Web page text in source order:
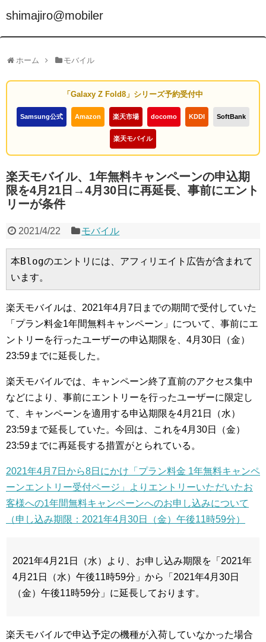
shimajiro@mobiler
ホーム モバイル
「Galaxy Z Fold8」シリーズ予約受付中
Samsung公式 Amazon 楽天市場 docomo KDDI SoftBank
楽天モバイル
楽天モバイル、1年無料キャンペーンの申込期
限を4月21日→4月30日に再延長、事前にエント
リーが条件
2021/4/22 モバイル
本Blogのエントリには、アフィリエイト広告が含まれて
います。
楽天モバイルは、2021年4月7日までの期間で受付していた
「プラン料金1年間無料キャンペーン」について、事前にエ
ントリーを行ったユーザーの申込期限を、4月30日（金）
23:59までに延長した。
楽天モバイルでは、キャンペーン終了直前のアクセス集中
などにより、事前にエントリーを行ったユーザーに限定し
て、キャンペーンを適用する申込期限を4月21日（水）
23:59まで延長していた。今回は、これを4月30日（金）
23:59までに再延長する措置がとられている。
2021年4月7日から8日にかけ「プラン料金 1年無料キャンペ
ーンエントリー受付ページ」よりエントリーいただいたお
客様への1年間無料キャンペーンへのお申し込みについて
（申し込み期限：2021年4月30日（金）午後11時59分）
2021年4月21日（水）より、お申し込み期限を「2021年
4月21日（水）午後11時59分」から「2021年4月30日
（金）午後11時59分」に延長しております。
楽天モバイルで申込予定の機種が入荷していなかった場合